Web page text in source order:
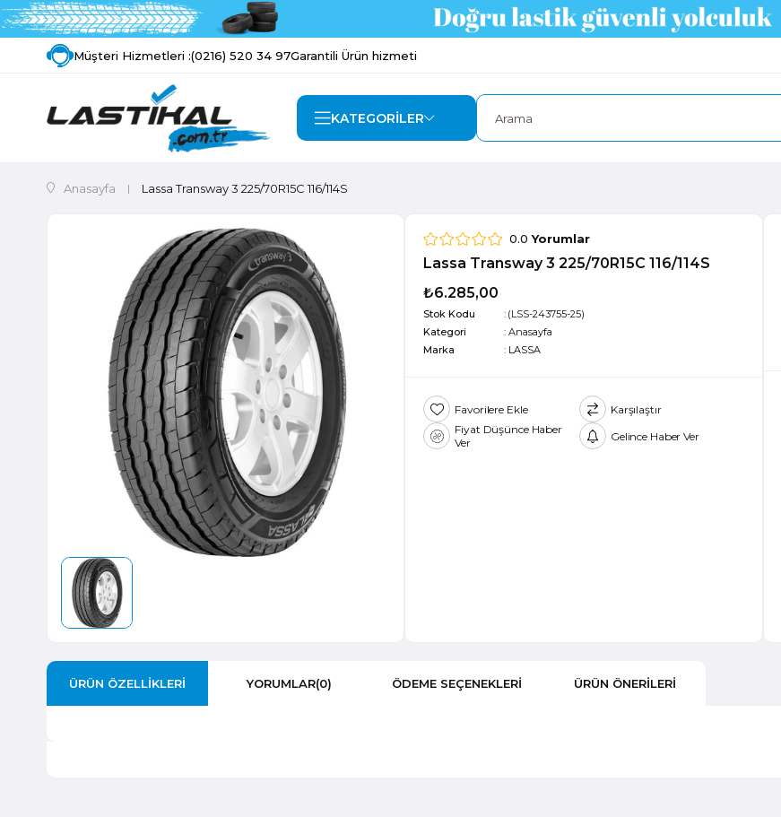
Müşteri Hizmetleri :(0216) 520 34 97Garantili Ürün hizmeti
KATEGORİLER
Anasayfa Lassa Transway 3 225/70R15C 116/114S
0.0 Yorumlar
Lassa Transway 3 225/70R15C 116/114S
₺6.285,00
Stok Kodu
(LSS-243755-25)
Kategori
:Anasayfa
Marka
: LASSA
Favorilere Ekle
Karşılaştır
Fiyat Düşünce Haber
Ver
Gelince Haber Ver
ÜRÜN ÖZELLIKLERI YORUMLAR(0) ÖDEME SEÇENEKLERI ÜRÜN ÖNERILERI